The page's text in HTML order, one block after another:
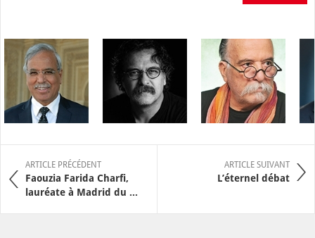
ARTICLE PRÉCÉDENT
Faouzia Farida Charfi,
lauréate à Madrid du ...
ARTICLE SUIVANT
L’éternel débat